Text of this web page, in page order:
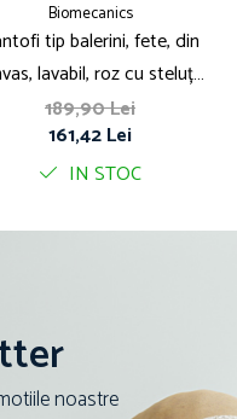
Biomecanics
tip balerini, fete, din
lavabil, roz cu steluțe,
Biomecanics
189,90 Lei
161,42 Lei
IN STOC
noastre